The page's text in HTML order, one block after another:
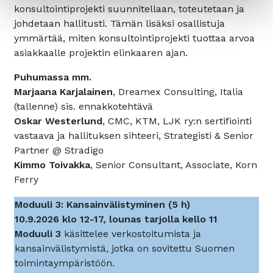
konsultointiprojekti suunnitellaan, toteutetaan ja
johdetaan hallitusti. Tämän lisäksi osallistuja
ymmärtää, miten konsultointiprojekti tuottaa arvoa
asiakkaalle projektin elinkaaren ajan.
Puhumassa mm.
Marjaana Karjalainen, Dreamex Consulting, Italia
(tallenne) sis. ennakkotehtävä
Oskar Westerlund, CMC, KTM, LJK ry:n sertifiointi
vastaava ja hallituksen sihteeri, Strategisti & Senior
Partner @ Stradigo
Kimmo Toivakka, Senior Consultant, Associate, Korn
Ferry
Moduuli 3: Kansainvälistyminen (5 h)
10.9.2026 klo 12-17, lounas tarjolla kello 11
Moduuli 3 käsittelee verkostoitumista ja
kansainvälistymistä, jotka on sovitettu Suomen
toimintaympäristöön.